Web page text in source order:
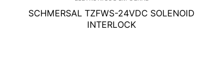
SCHMERSAL TZFWS-24VDC SOLENOID
INTERLOCK